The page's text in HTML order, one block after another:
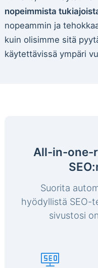
nopeimmista
nopeammin ja
kuin olisimme sitä
käytettävissä ympäri
All-in-one-
Suorita
hyödyllistä SEO-
sivustosi